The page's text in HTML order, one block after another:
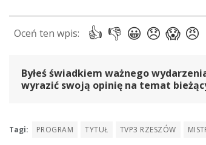
Byłeś świadkiem ważnego
wyrazić swoją opinię na temat
Tagi: PROGRAM TYTUŁ TVP3 RZESZÓW